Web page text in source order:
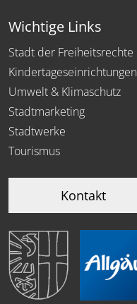
Wichtige Links
Stadt der Freiheitsrechte
Kindertageseinrichtungen
Umwelt & Klimaschutz
Stadtmarketing
Stadtwerke
Tourismus
Kontakt